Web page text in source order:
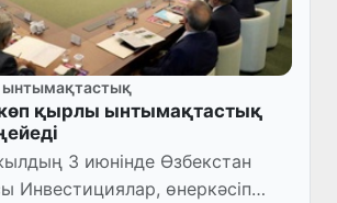
қырлы ынтымақтастық
3 июнінде Өзбекстан
Инвестициялар, өнеркәсіп